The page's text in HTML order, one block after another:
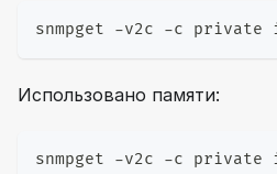
snmpget -v2c -c private
Использовано памяти:
snmpget -v2c -c private